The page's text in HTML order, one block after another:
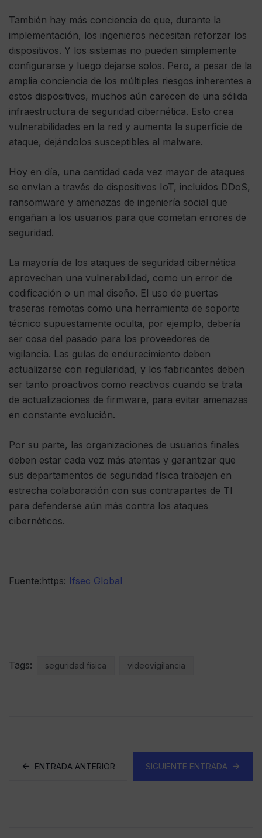
También hay más conciencia de que, durante la
implementación, los ingenieros necesitan reforzar los
dispositivos. Y los sistemas no pueden simplemente
configurarse y luego dejarse solos. Pero, a pesar de la
amplia conciencia de los múltiples riesgos inherentes a
estos dispositivos, muchos aún carecen de una sólida
infraestructura de seguridad cibernética. Esto crea
vulnerabilidades en la red y aumenta la superficie de
ataque, dejándolos susceptibles al malware.
Hoy en día, una cantidad cada vez mayor de ataques
se envían a través de dispositivos IoT, incluidos DDoS,
ransomware y amenazas de ingeniería social que
engañan a los usuarios para que cometan errores de
seguridad.
La mayoría de los ataques de seguridad cibernética
aprovechan una vulnerabilidad, como un error de
codificación o un mal diseño. El uso de puertas
traseras remotas como una herramienta de soporte
técnico supuestamente oculta, por ejemplo, debería
ser cosa del pasado para los proveedores de
vigilancia. Las guías de endurecimiento deben
actualizarse con regularidad, y los fabricantes deben
ser tanto proactivos como reactivos cuando se trata
de actualizaciones de firmware, para evitar amenazas
en constante evolución.
Por su parte, las organizaciones de usuarios finales
deben estar cada vez más atentas y garantizar que
sus departamentos de seguridad física trabajen en
estrecha colaboración con sus contrapartes de TI
para defenderse aún más contra los ataques
cibernéticos.
Fuente:https: Ifsec Global
Tags: seguridad física videovigilancia
ENTRADA ANTERIOR SIGUIENTE ENTRADA